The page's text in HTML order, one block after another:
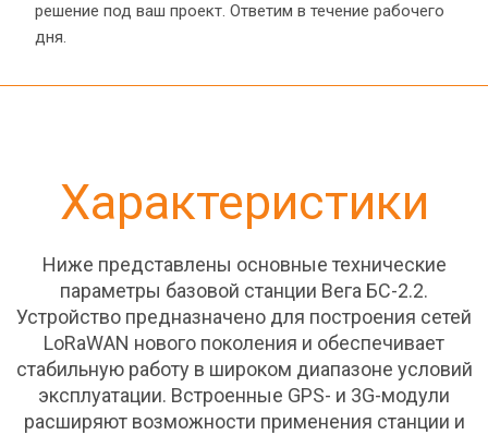
решение под ваш проект. Ответим в течение рабочего
дня.
Характеристики
Ниже представлены основные технические
параметры базовой станции Вега БС-2.2.
Устройство предназначено для построения сетей
LoRaWAN нового поколения и обеспечивает
стабильную работу в широком диапазоне условий
эксплуатации. Встроенные GPS- и 3G-модули
расширяют возможности применения станции и